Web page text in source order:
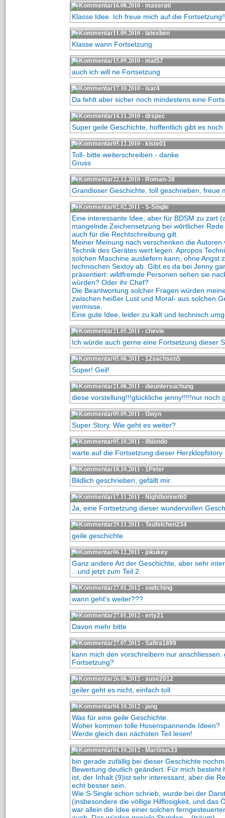
16.08.2010- maserati
Klasse Idee. Ich freue mich auf die
11.09.2010- latexben
Klasse wann Fortsetzung
15.09.2010- mat57
auch ich will ne Fortsetzung
17.10.2010- isar4
Da fehlt aber sicher noch mindestens eine
14.11.2010- drspec
Super geile Geschichte, hoffentlich gibt es
05.12.2010- kiste01
Toll- bitte weiterschreiben - danke
Gruss
22.12.2010- Roman-38
Grandioser Geschichte, toll geschrieben, freue
02.02.2011- S-Single
Eine interessante Idee, aber für BDSM zu zart
mangelnde Zeichensetzung bei wörtlicher
auch für die Rechtschreibung gilt.
Meiner Meinung nach verschenken die
Technik des Gerätes wert legen. Apropos
solchen Maschine ausliefern kann, ohne Angst
technischen Sextoy ab. Gibt es da bei Jenny
präsentiert: wildfremde Personen sehen sie
würden? Oder ihr Chef?
Die Beantwortung solcher Fragen würden
zwischen heißer Lust und Moral- aus solchen
vermisse.
Eine gute Idee, leider zu kalt und technisch
21.05.2011- chevie
Ich würde auch gerne eine Fortsetzung dieser
05.08.2011- 12sachsen5
Super! Geil!
21.08.2011- dieuntersuchung
diese vorstellung!!!glückliche jenny!!!!!nur noch
09.09.2011- Gwyn
Super Story. Wie geht es weiter?
05.10.2011- ilbiondo
warte auf die Fortsetzung dieser Herzklopfstory
18.10.2011- 1Peter
Bildlich geschrieben, gefällt mir.
17.11.2011- Nightbonnet60
Ja, eine Fortsetzung dieser wundervollen
29.11.2011- Teufelchen234
geile geschichte
06.12.2011- jokukey
Ganz andere Art der Geschichte, aber sehr
...und jetzt zum Teil 2
27.01.2012- switching
wann geht's weiter???
27.01.2012- erty21
Davon mehr bitte
27.07.2012- Safira1899
kann mich den vorschreibern nur anschliessen.
Fortsetzung?
26.08.2012- suse2012
geiler geht es nicht, einfach toll
04.10.2012- jang
Was für eine geile Geschichte.
Woher kommen tolle Hosenspannende Ideen?
Werde gleich den nächsten Teil lesen!
04.10.2012- Martinus33
bin gerade zufällig bei dieser Geschichte
Bewertung deutlich geändert. Für mich
ist, der Inhalt (9)ist sehr interessant, aber die
echt besser sein.
Wie S-Single schon schrieb, wurde bei der
(insbesondere die völlige Hilflosigkeit, und das
war allein die Idee einer solchen